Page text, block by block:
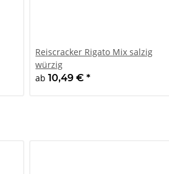
Reiscracker Rigato Mix salzig
würzig
ab10,49 €*